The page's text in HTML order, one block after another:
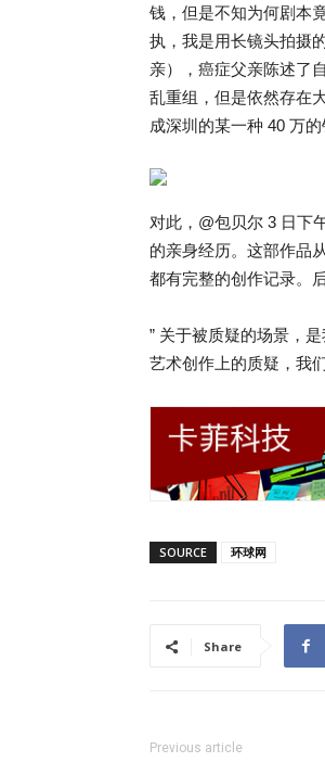
钱，但是不知为何剧本
执，我是用长镜头拍摄
亲），癌症父亲陈述了
乱重组，但是依然存在
成深圳的某一种 40 万的
对此，@包贝尔 3 日下
的亲身经历。这部作品
都有完整的创作记录。
” 关于被质疑的场景，
艺术创作上的质疑，我
SOURCE 环球网
Share
Previous article